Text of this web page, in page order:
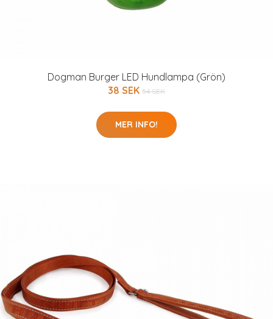
Dogman Burger LED Hundlampa (Grön)
38 SEK 54 SEK
MER INFO!